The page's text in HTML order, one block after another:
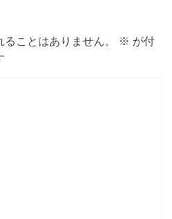
ことはありません。 ※ が付